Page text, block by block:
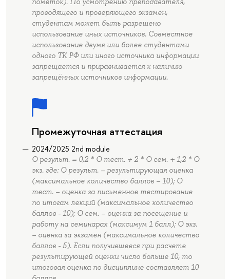
проводящего и проверяющего экзамен,
студентам может быть разрешено
использование иных источников. Совместное
использование двумя или более студентами
одного ТК РФ или иного источника информации
запрещается и приравнивается к наличию
запрещённых источников информации.
Промежуточная аттестация
2024/2025 2nd module
О результ. = 0,2 * О тест. + 2 * О сем. + 1,2 * О
экз. где: О результ. – результирующая оценка
(максимальное количество баллов – 10); О
тест. – оценка за письменное тестирование
по итогам лекций (максимальное количество
баллов - 10); О сем. – оценка за посещение и
работу на семинарах (максимум 1 балл); О экз.
– оценка за экзамен (максимальное количество
баллов - 5). Если получившееся при расчете
результирующей оценки число больше 10, то
итоговая оценка по дисциплине составляет 10